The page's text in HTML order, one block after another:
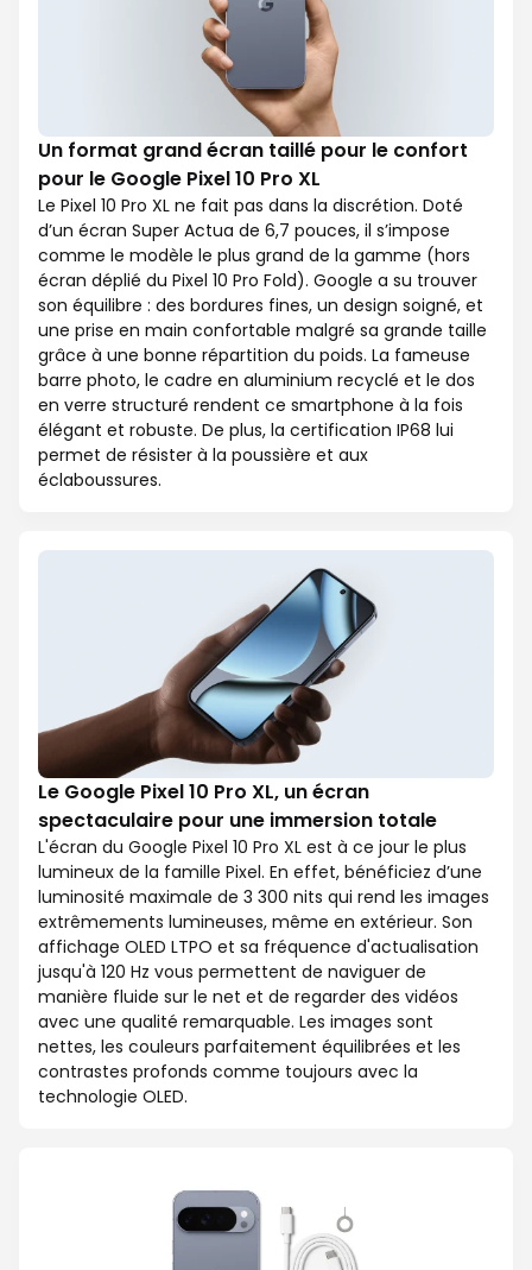
Un format grand écran taillé pour le confort
pour le Google Pixel 10 Pro XL
Le Pixel 10 Pro XL ne fait pas dans la discrétion. Doté
d’un écran Super Actua de 6,7 pouces, il s’impose
comme le modèle le plus grand de la gamme (hors
écran déplié du Pixel 10 Pro Fold). Google a su trouver
son équilibre : des bordures fines, un design soigné, et
une prise en main confortable malgré sa grande taille
grâce à une bonne répartition du poids. La fameuse
barre photo, le cadre en aluminium recyclé et le dos
en verre structuré rendent ce smartphone à la fois
élégant et robuste. De plus, la certification IP68 lui
permet de résister à la poussière et aux
éclaboussures.
Le Google Pixel 10 Pro XL, un écran
spectaculaire pour une immersion totale
L'écran du Google Pixel 10 Pro XL est à ce jour le plus
lumineux de la famille Pixel. En effet, bénéficiez d’une
luminosité maximale de 3 300 nits qui rend les images
extrêmements lumineuses, même en extérieur. Son
affichage OLED LTPO et sa fréquence d'actualisation
jusqu'à 120 Hz vous permettent de naviguer de
manière fluide sur le net et de regarder des vidéos
avec une qualité remarquable. Les images sont
nettes, les couleurs parfaitement équilibrées et les
contrastes profonds comme toujours avec la
technologie OLED.